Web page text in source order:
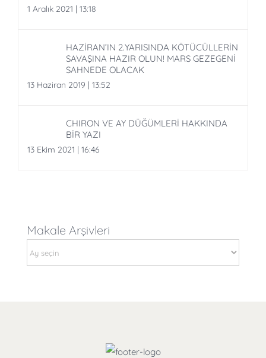
1 Aralık 2021 | 13:18
HAZİRAN’IN 2.YARISINDA KÖTÜCÜLLERİN
SAVAŞINA HAZIR OLUN! MARS GEZEGENİ
SAHNEDE OLACAK
13 Haziran 2019 | 13:52
CHIRON VE AY DÜĞÜMLERİ HAKKINDA
BİR YAZI
13 Ekim 2021 | 16:46
Makale Arşivleri
Arşivleri